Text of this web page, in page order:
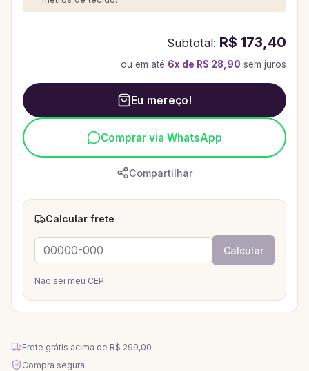
Subtotal: R$ 173,40
ou em até 6x de R$ 28,90 sem juros
Eu mereço!
Comprar via WhatsApp
Compartilhar
Calcular frete
Calcular
Não sei meu CEP
Frete grátis acima de R$ 299,00
Compra segura